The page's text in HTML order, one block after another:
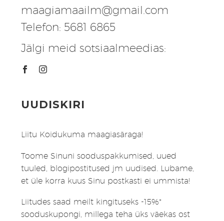
maagiamaailm@gmail.com
Telefon: 5681 6865
Jälgi meid sotsiaalmeedias:
UUDISKIRI
Liitu Koidukuma maagiasäraga!
Toome Sinuni sooduspakkumised, uued
tuuled, blogipostitused jm uudised. Lubame,
et üle korra kuus Sinu postkasti ei ummista!
Liitudes saad meilt kingituseks -15%*
sooduskupongi, millega teha üks väekas ost